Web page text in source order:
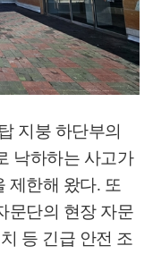
지붕 하단부의
낙하하는 사고가
제한해 왔다. 또
문단의 현장 자문
등 긴급 안전 조